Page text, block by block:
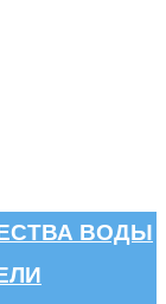
ВОДЫ